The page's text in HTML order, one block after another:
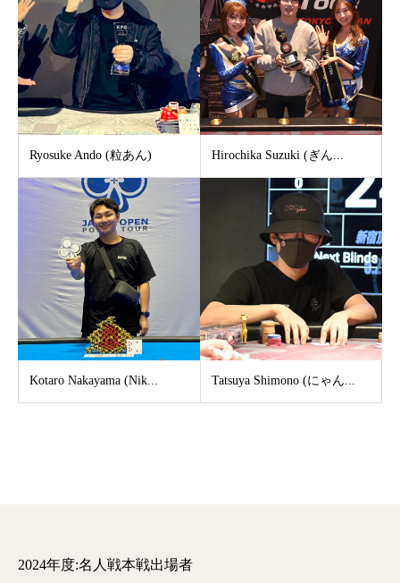
Ryosuke Ando (粒あん) Hirochika Suzuki (ぎん...
Kotaro Nakayama (Nik... Tatsuya Shimono (にゃん...
2024年度:名人戦本戦出場者